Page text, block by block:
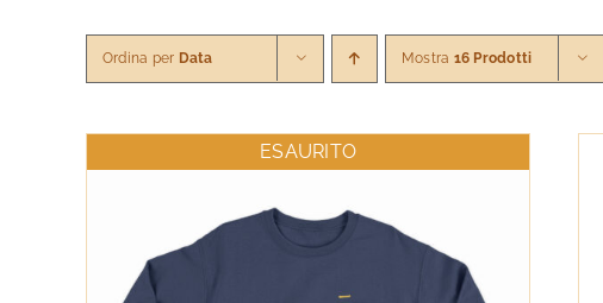
Ordina per Data Mostra 16 Prodotti
ESAURITO